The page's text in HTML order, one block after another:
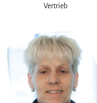
Vertrieb